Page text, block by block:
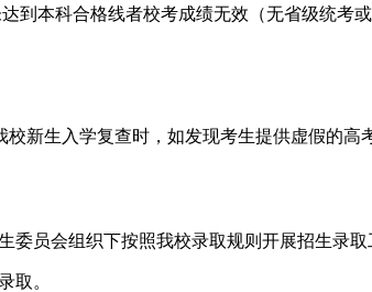
到本科合格线者校考成绩无效（无省级统考
新生入学复查时，如发现考生提供虚假的
员会组织下按照我校录取规则开展招生录取
取。